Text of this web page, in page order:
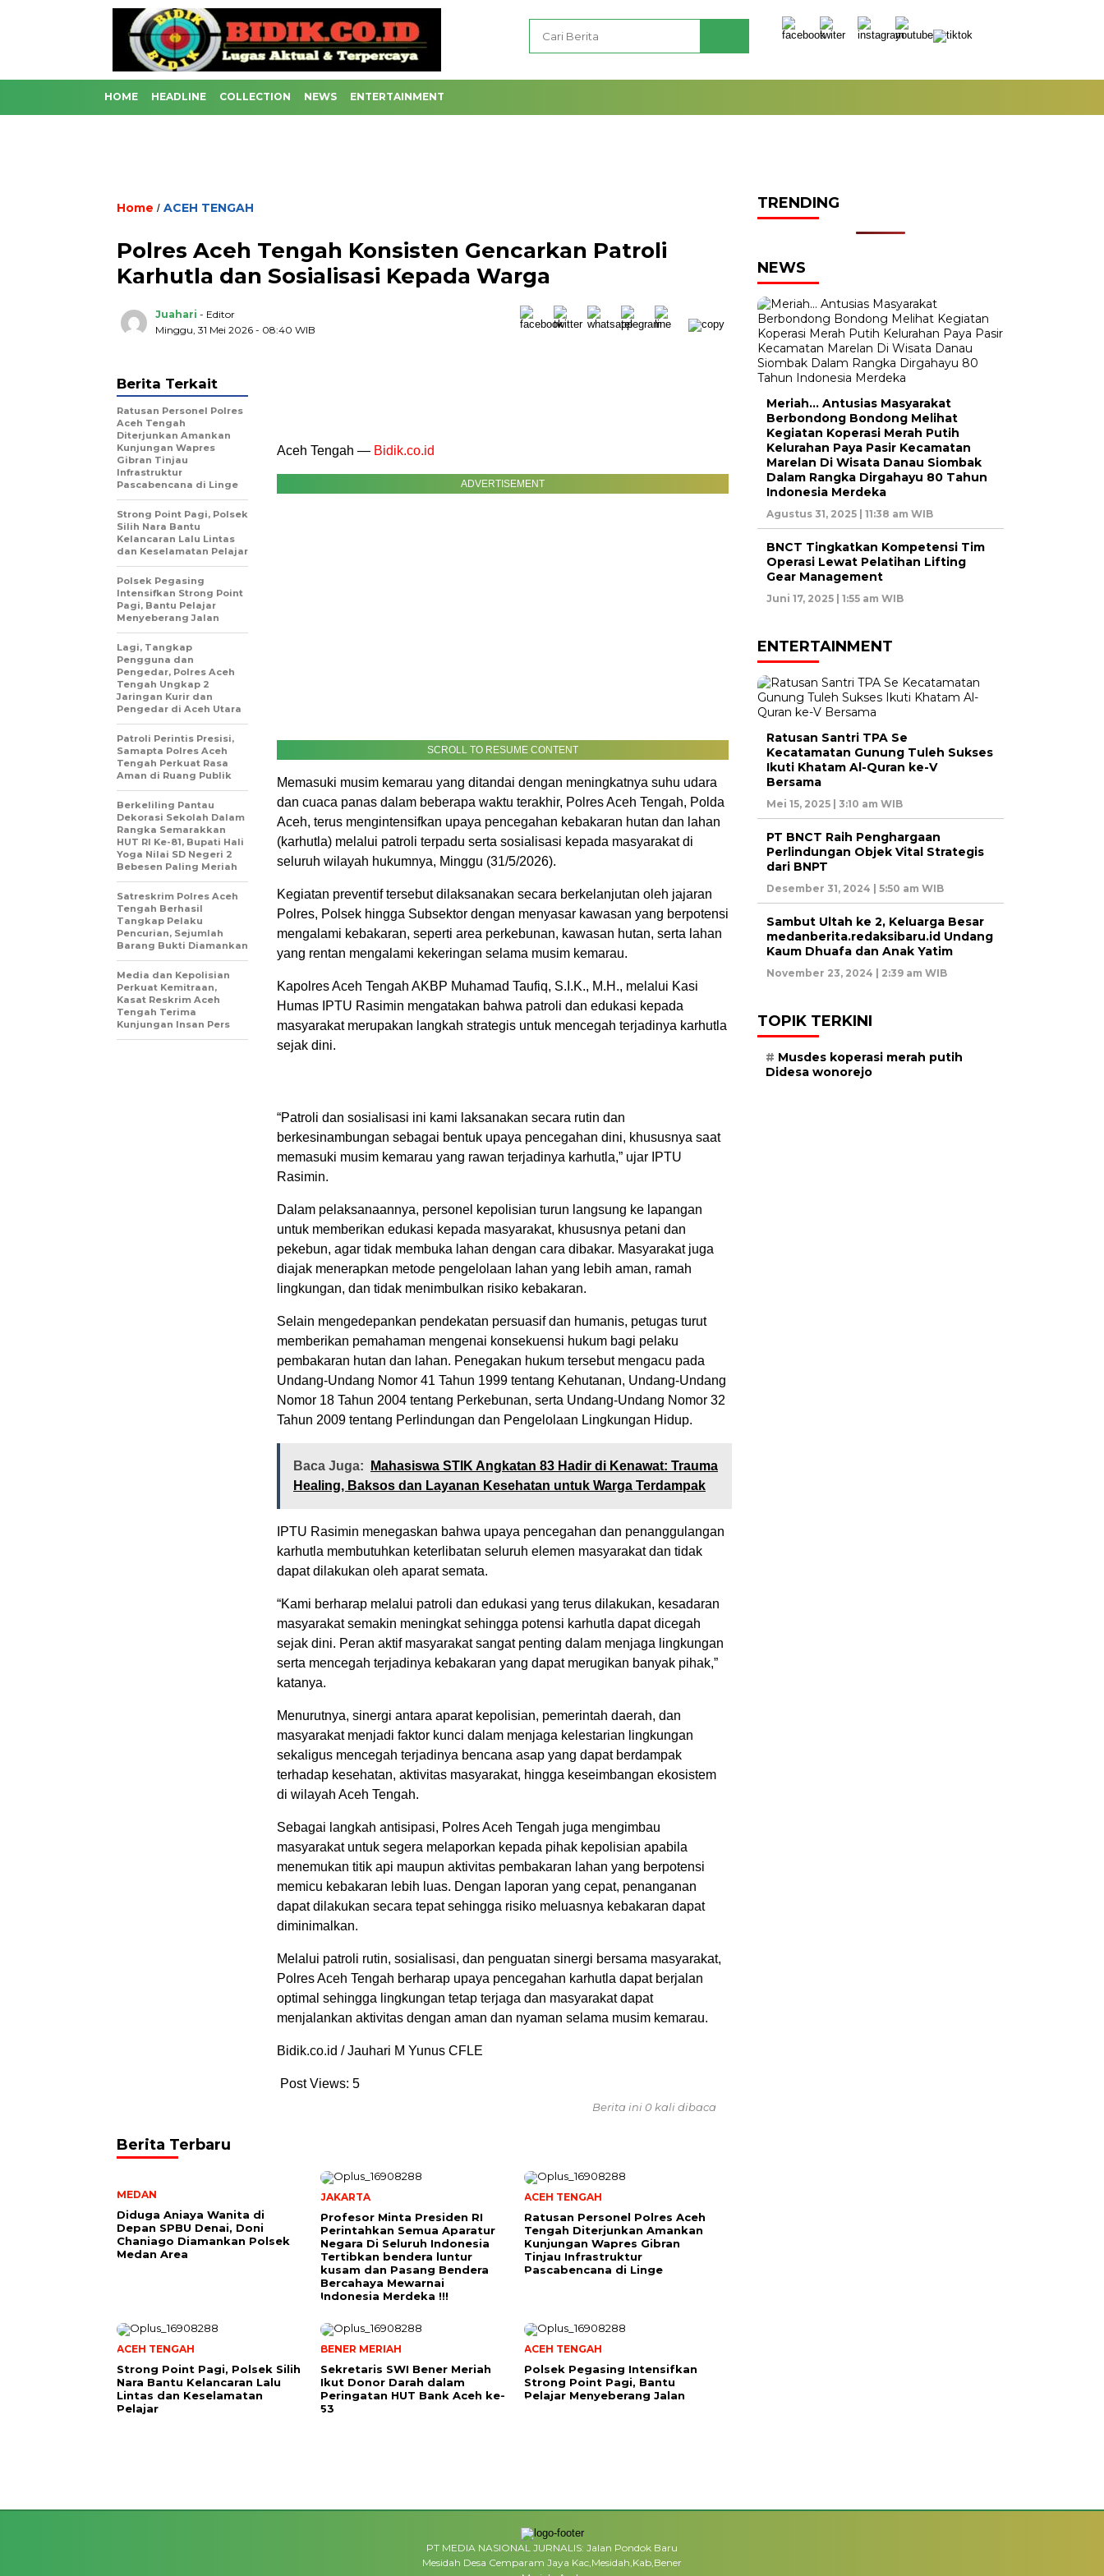
HOME HEADLINE COLLECTION NEWS ENTERTAINMENT
Home / ACEH TENGAH
Polres Aceh Tengah Konsisten Gencarkan Patroli
Karhutla dan Sosialisasi Kepada Warga
Juahari - Editor
Minggu, 31 Mei 2026 - 08:40 WIB
Aceh Tengah — Bidik.co.id
ADVERTISEMENT
SCROLL TO RESUME CONTENT
Memasuki musim kemarau yang ditandai dengan meningkatnya suhu udara
dan cuaca panas dalam beberapa waktu terakhir, Polres Aceh Tengah, Polda
Aceh, terus mengintensifkan upaya pencegahan kebakaran hutan dan lahan
(karhutla) melalui patroli terpadu serta sosialisasi kepada masyarakat di
seluruh wilayah hukumnya, Minggu (31/5/2026).
Kegiatan preventif tersebut dilaksanakan secara berkelanjutan oleh jajaran
Polres, Polsek hingga Subsektor dengan menyasar kawasan yang berpotensi
mengalami kebakaran, seperti area perkebunan, kawasan hutan, serta lahan
yang rentan mengalami kekeringan selama musim kemarau.
Kapolres Aceh Tengah AKBP Muhamad Taufiq, S.I.K., M.H., melalui Kasi
Humas IPTU Rasimin mengatakan bahwa patroli dan edukasi kepada
masyarakat merupakan langkah strategis untuk mencegah terjadinya karhutla
sejak dini.
“Patroli dan sosialisasi ini kami laksanakan secara rutin dan
berkesinambungan sebagai bentuk upaya pencegahan dini, khususnya saat
memasuki musim kemarau yang rawan terjadinya karhutla,” ujar IPTU
Rasimin.
Dalam pelaksanaannya, personel kepolisian turun langsung ke lapangan
untuk memberikan edukasi kepada masyarakat, khususnya petani dan
pekebun, agar tidak membuka lahan dengan cara dibakar. Masyarakat juga
diajak menerapkan metode pengelolaan lahan yang lebih aman, ramah
lingkungan, dan tidak menimbulkan risiko kebakaran.
Selain mengedepankan pendekatan persuasif dan humanis, petugas turut
memberikan pemahaman mengenai konsekuensi hukum bagi pelaku
pembakaran hutan dan lahan. Penegakan hukum tersebut mengacu pada
Undang-Undang Nomor 41 Tahun 1999 tentang Kehutanan, Undang-Undang
Nomor 18 Tahun 2004 tentang Perkebunan, serta Undang-Undang Nomor 32
Tahun 2009 tentang Perlindungan dan Pengelolaan Lingkungan Hidup.
Baca Juga:
Mahasiswa STIK Angkatan 83 Hadir di Kenawat: Trauma
Healing, Baksos dan Layanan Kesehatan untuk Warga Terdampak
IPTU Rasimin menegaskan bahwa upaya pencegahan dan penanggulangan
karhutla membutuhkan keterlibatan seluruh elemen masyarakat dan tidak
dapat dilakukan oleh aparat semata.
“Kami berharap melalui patroli dan edukasi yang terus dilakukan, kesadaran
masyarakat semakin meningkat sehingga potensi karhutla dapat dicegah
sejak dini. Peran aktif masyarakat sangat penting dalam menjaga lingkungan
serta mencegah terjadinya kebakaran yang dapat merugikan banyak pihak,”
katanya.
Menurutnya, sinergi antara aparat kepolisian, pemerintah daerah, dan
masyarakat menjadi faktor kunci dalam menjaga kelestarian lingkungan
sekaligus mencegah terjadinya bencana asap yang dapat berdampak
terhadap kesehatan, aktivitas masyarakat, hingga keseimbangan ekosistem
di wilayah Aceh Tengah.
Sebagai langkah antisipasi, Polres Aceh Tengah juga mengimbau
masyarakat untuk segera melaporkan kepada pihak kepolisian apabila
menemukan titik api maupun aktivitas pembakaran lahan yang berpotensi
memicu kebakaran lebih luas. Dengan laporan yang cepat, penanganan
dapat dilakukan secara tepat sehingga risiko meluasnya kebakaran dapat
diminimalkan.
Melalui patroli rutin, sosialisasi, dan penguatan sinergi bersama masyarakat,
Polres Aceh Tengah berharap upaya pencegahan karhutla dapat berjalan
optimal sehingga lingkungan tetap terjaga dan masyarakat dapat
menjalankan aktivitas dengan aman dan nyaman selama musim kemarau.
Bidik.co.id / Jauhari M Yunus CFLE
Post Views: 5
Berita Terkait
Ratusan Personel Polres
Aceh Tengah
Diterjunkan Amankan
Kunjungan Wapres
Gibran Tinjau
Infrastruktur
Pascabencana di Linge
Strong Point Pagi, Polsek
Silih Nara Bantu
Kelancaran Lalu Lintas
dan Keselamatan Pelajar
Polsek Pegasing
Intensifkan Strong Point
Pagi, Bantu Pelajar
Menyeberang Jalan
Lagi, Tangkap
Pengguna dan
Pengedar, Polres Aceh
Tengah Ungkap 2
Jaringan Kurir dan
Pengedar di Aceh Utara
Patroli Perintis Presisi,
Samapta Polres Aceh
Tengah Perkuat Rasa
Aman di Ruang Publik
Berkeliling Pantau
Dekorasi Sekolah Dalam
Rangka Semarakkan
HUT RI Ke-81, Bupati Hali
Yoga Nilai SD Negeri 2
Bebesen Paling Meriah
Satreskrim Polres Aceh
Tengah Berhasil
Tangkap Pelaku
Pencurian, Sejumlah
Barang Bukti Diamankan
Media dan Kepolisian
Perkuat Kemitraan,
Kasat Reskrim Aceh
Tengah Terima
Kunjungan Insan Pers
Berita ini 0 kali dibaca
Berita Terbaru
MEDAN
Diduga Aniaya Wanita di
Depan SPBU Denai, Doni
Chaniago Diamankan Polsek
Medan Area
JAKARTA
Profesor Minta Presiden RI
Perintahkan Semua Aparatur
Negara Di Seluruh Indonesia
Tertibkan bendera luntur
kusam dan Pasang Bendera
Bercahaya Mewarnai
Indonesia Merdeka !!!
ACEH TENGAH
Ratusan Personel Polres Aceh
Tengah Diterjunkan Amankan
Kunjungan Wapres Gibran
Tinjau Infrastruktur
Pascabencana di Linge
ACEH TENGAH
Strong Point Pagi, Polsek Silih
Nara Bantu Kelancaran Lalu
Lintas dan Keselamatan
Pelajar
BENER MERIAH
Sekretaris SWI Bener Meriah
Ikut Donor Darah dalam
Peringatan HUT Bank Aceh ke-
53
ACEH TENGAH
Polsek Pegasing Intensifkan
Strong Point Pagi, Bantu
Pelajar Menyeberang Jalan
TRENDING
NEWS
Meriah… Antusias Masyarakat
Berbondong Bondong Melihat
Kegiatan Koperasi Merah Putih
Kelurahan Paya Pasir Kecamatan
Marelan Di Wisata Danau Siombak
Dalam Rangka Dirgahayu 80 Tahun
Indonesia Merdeka
Agustus 31, 2025 | 11:38 am WIB
BNCT Tingkatkan Kompetensi Tim
Operasi Lewat Pelatihan Lifting
Gear Management
Juni 17, 2025 | 1:55 am WIB
ENTERTAINMENT
Ratusan Santri TPA Se
Kecatamatan Gunung Tuleh Sukses
Ikuti Khatam Al-Quran ke-V
Bersama
Mei 15, 2025 | 3:10 am WIB
PT BNCT Raih Penghargaan
Perlindungan Objek Vital Strategis
dari BNPT
Desember 31, 2024 | 5:50 am WIB
Sambut Ultah ke 2, Keluarga Besar
medanberita.redaksibaru.id Undang
Kaum Dhuafa dan Anak Yatim
November 23, 2024 | 2:39 am WIB
TOPIK TERKINI
Musdes koperasi merah putih
Didesa wonorejo
PT MEDIA NASIONAL JURNALIS: Jalan Pondok Baru
Mesidah Desa Cemparam Jaya Kac,Mesidah,Kab,Bener